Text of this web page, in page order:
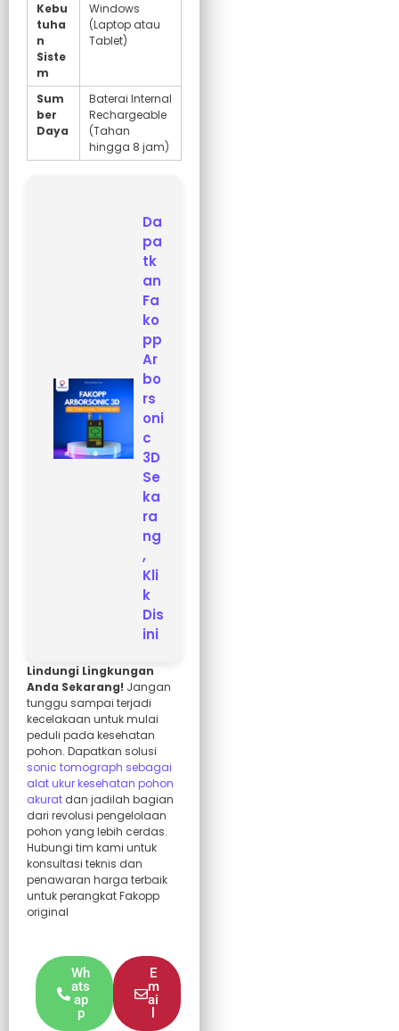
Kebu
tuha
n
Siste
m
Windows
(Laptop atau
Tablet)
Sum
ber
Daya
Baterai Internal
Rechargeable
(Tahan
hingga 8 jam)
Da
pa
tk
an
Fa
ko
pp
Ar
bo
rs
oni
c
3D
Se
ka
ra
ng
,
Kli
k
Dis
ini
Lindungi Lingkungan
Anda Sekarang! Jangan
tunggu sampai terjadi
kecelakaan untuk mulai
peduli pada kesehatan
pohon. Dapatkan solusi
sonic tomograph sebagai
alat ukur kesehatan pohon
akurat dan jadilah bagian
dari revolusi pengelolaan
pohon yang lebih cerdas.
Hubungi tim kami untuk
konsultasi teknis dan
penawaran harga terbaik
untuk perangkat Fakopp
original
Wh
ats
ap
p
E
m
ai